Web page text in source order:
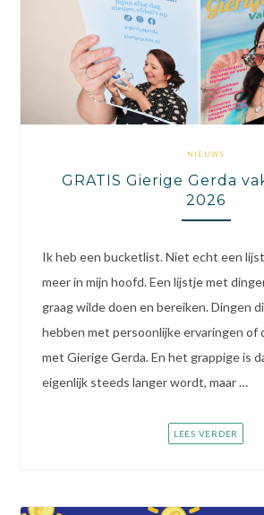
NIEUWS
GRATIS Gierige Gerda
2026
Ik heb een bucketlist. Niet echt een
meer in mijn hoofd. Een lijstje met
graag wilde doen en bereiken. Dingen
hebben met persoonlijke ervaringen of
met Gierige Gerda. En het grappige is
eigenlijk steeds langer wordt, maar …
LEES VERDER